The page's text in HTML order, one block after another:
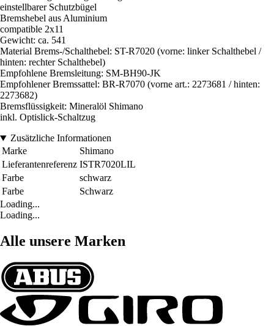
einstellbarer Schutzbügel
Bremshebel aus Aluminium
compatible 2x11
Gewicht: ca. 541
Material Brems-/Schalthebel: ST-R7020 (vorne: linker Schalthebel /
hinten: rechter Schalthebel)
Empfohlene Bremsleitung: SM-BH90-JK
Empfohlener Bremssattel: BR-R7070 (vorne art.: 2273681 / hinten:
2273682)
Bremsflüssigkeit: Mineralöl Shimano
inkl. Optislick-Schaltzug
Zusätzliche Informationen
Marke
Shimano
Lieferantenreferenz ISTR7020LIL
Farbe
schwarz
Farbe
Schwarz
Loading...
Loading...
Alle unsere Marken